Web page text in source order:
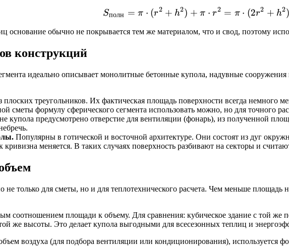
S_{полн} = \pi
Sполн = π ⋅ (r2 + h2) + π ⋅ r2 = π ⋅ (2r2 + h2)
основание обычно не покрывается тем же материалом, что и свод, поэтому
конструкций
идеально описывает монолитные бетонные купола, надувные
плоских треугольников. Их фактическая площадь поверхности всегда немного
сметы формулу сферического сегмента использовать можно, но для точного
купола предусмотрено отверстие для вентиляции (фонарь), из полученной
Популярны в готической и восточной архитектуре. Они состоят из дуг
кривизна меняется. В таких случаях поверхность разбивают на секторы и
только для сметы, но и для теплотехнического расчета. Чем меньше
соотношением площади к объему. Для сравнения: кубическое здание с той
же высоты. Это делает купола выгодными для всесезонных теплиц и
воздуха (для подбора вентиляции или кондиционирования), используется